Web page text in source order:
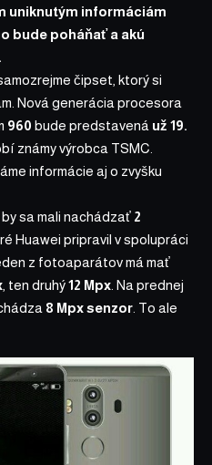
uniknutým informáciám
bude poháňať a akú
čipset, ktorý si
Nová generácia procesora
960 bude predstavená už 19.
známy výrobca TSMC.
informácie aj o zvyšku
sa mali nachádzať 2
Huawei pripravil v spolupráci
z fotoaparátov má mať
, ten druhý12 Mpx . Na prednej
8 Mpx senzor . To ale